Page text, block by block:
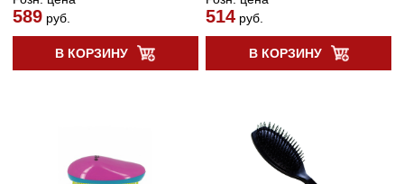
589руб.
В КОРЗИНУ
514 руб.
В КОРЗИНУ